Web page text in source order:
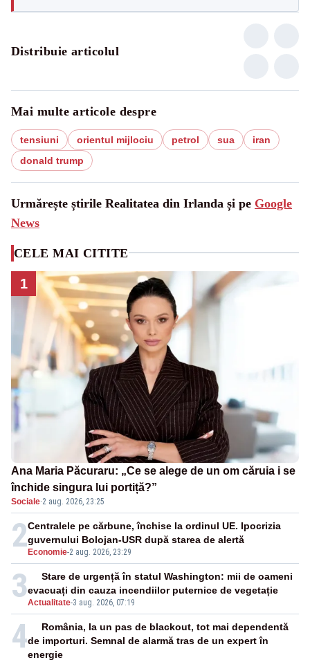
Distribuie articolul
Mai multe articole despre
tensiuni orientul mijlociu petrol sua
iran
donald trump
Urmărește știrile Realitatea din Irlanda și pe Google
News
CELE MAI CITITE
1
Ana Maria Păcuraru: „Ce se alege de un om căruia i se
închide singura lui portiță?”
Sociale·2 aug. 2026, 23:25
2 Economie-2 aug. 2026, 23:29
Centralele pe cărbune, închise la ordinul UE. Ipocrizia
guvernului Bolojan-USR după starea de alertă
3Actualitate-3 aug. 2026, 07:19
Stare de urgență în statul Washington: mii de oameni
evacuați din cauza incendiilor puternice de vegetație
4
România, la un pas de blackout, tot mai dependentă
de importuri. Semnal de alarmă tras de un expert în
energie